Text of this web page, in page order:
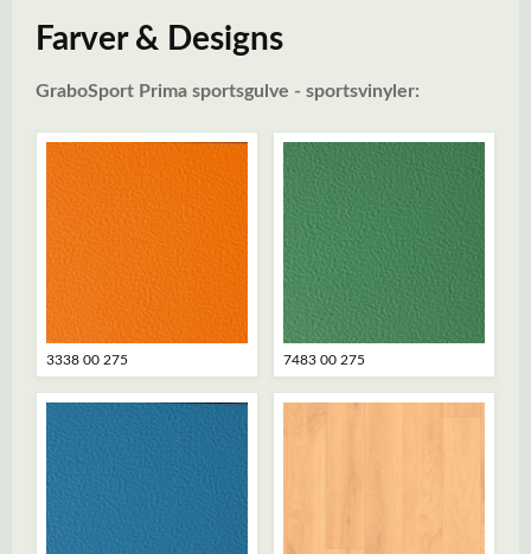
Farver & Designs
GraboSport Prima sportsgulve - sportsvinyler:
3338 00 275 7483 00 275